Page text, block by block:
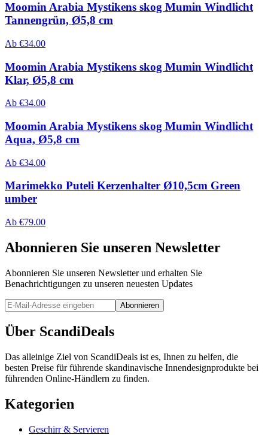
Moomin Arabia Mystikens skog Mumin Windlicht
Tannengrün, Ø5,8 cm
Ab €34.00
Moomin Arabia Mystikens skog Mumin Windlicht
Klar, Ø5,8 cm
Ab €34.00
Moomin Arabia Mystikens skog Mumin Windlicht
Aqua, Ø5,8 cm
Ab €34.00
Marimekko Puteli Kerzenhalter Ø10,5cm Green
umber
Ab €79.00
Abonnieren Sie unseren Newsletter
Abonnieren Sie unseren Newsletter und erhalten Sie
Benachrichtigungen zu unseren neuesten Updates
Abonnieren
Über ScandiDeals
Das alleinige Ziel von ScandiDeals ist es, Ihnen zu helfen, die
besten Preise für führende skandinavische Innendesignprodukte bei
führenden Online-Händlern zu finden.
Kategorien
Geschirr & Servieren